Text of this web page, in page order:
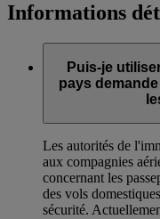
Informations
Puis-je
pays
Les autorités de
aux compagnies
concernant les
des vols
sécurité.